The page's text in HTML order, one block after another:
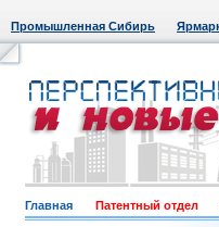
Промышленная Сибирь
Главная Патентный отдел